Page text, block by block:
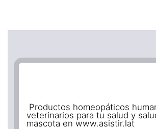
Productos homeopáticos
veterinarios para tu salud y
mascota en www.asistir.lat